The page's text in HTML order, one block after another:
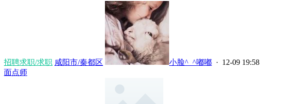
招聘求职/求职 咸阳市/秦都区 小脸^_^嘟嘟 · 12-09 19:58
面点师